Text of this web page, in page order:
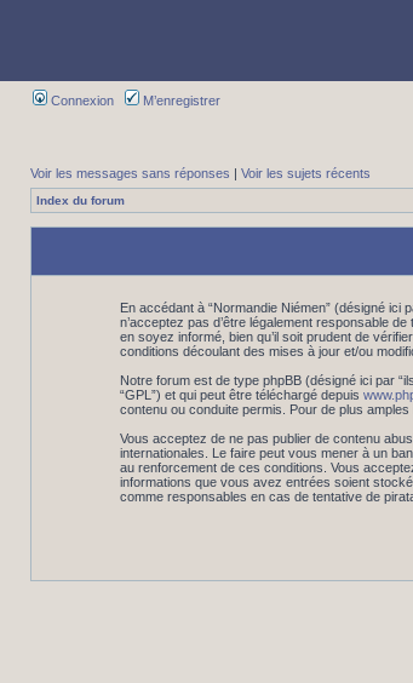
Connexion M’enregistrer
Voir les messages sans réponses | Voir les sujets récents
Index du forum
En accédant à “Normandie Niémen” (désigné ici
n’acceptez pas d’être légalement responsable
en soyez informé, bien qu’il soit prudent de
conditions découlant des mises à jour et/ou
Notre forum est de type phpBB (désigné ici par
“GPL”) et qui peut être téléchargé depuis
contenu ou conduite permis. Pour de plus
Vous acceptez de ne pas publier de contenu
internationales. Le faire peut vous mener à un
au renforcement de ces conditions. Vous
informations que vous avez entrées soient
comme responsables en cas de tentative de